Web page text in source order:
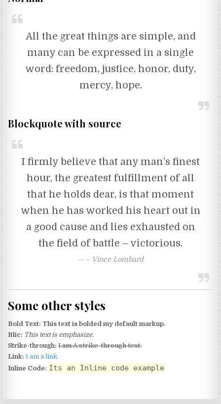
All the great things are simple, and
many can be expressed in a single
word: freedom, justice, honor, duty,
mercy, hope.
Blockquote with source
I firmly believe that any man’s finest
hour, the greatest fulfillment of all
that he holds dear, is that moment
when he has worked his heart out in
a good cause and lies exhausted on
the field of battle – victorious.
– Vince Lombard
Some other styles
Bold Text: This text is bolded my default markup.
Itlic: This text is emphasize.
Strike-through: I am A strike-through text.
Link: I am a link
Inline Code: Its an Inline code example